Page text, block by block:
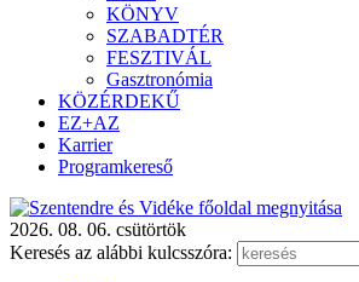
KÖNYV
SZABADTÉR
FESZTIVÁL
Gasztronómia
KÖZÉRDEKŰ
EZ+AZ
Karrier
Programkereső
2026. 08. 06. csütörtök
Keresés az alábbi kulcsszóra: